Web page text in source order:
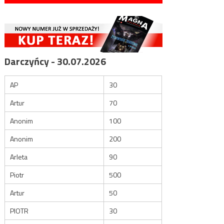
Darczyńcy - 30.07.2026
AP
30
Artur
70
Anonim
100
Anonim
200
Arleta
90
Piotr
500
Artur
50
PIOTR
30